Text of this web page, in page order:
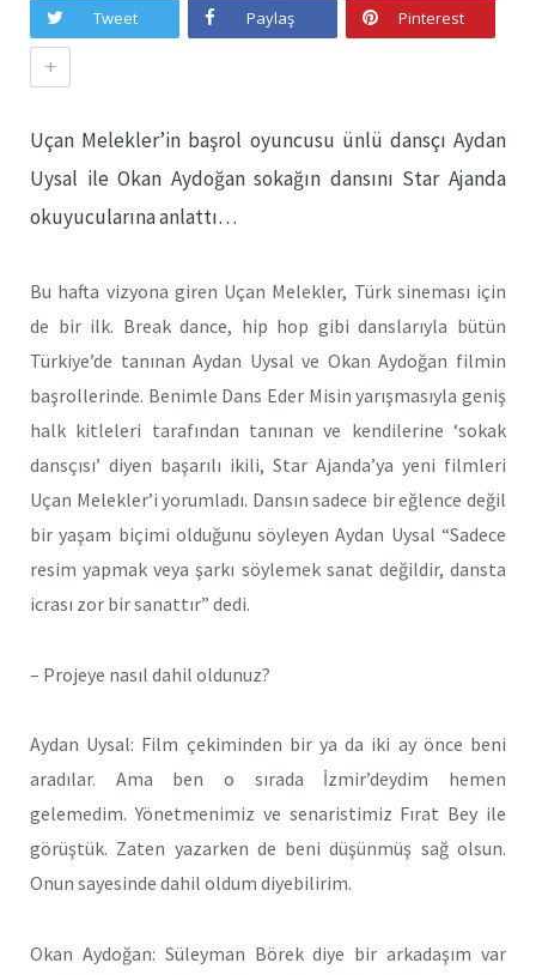
Tweet Paylaş Pinterest
+
Uçan Melekler’in başrol oyuncusu ünlü dansçı Aydan
Uysal ile Okan Aydoğan sokağın dansını Star Ajanda
okuyucularına anlattı…
Bu hafta vizyona giren Uçan Melekler, Türk sineması için
de bir ilk. Break dance, hip hop gibi danslarıyla bütün
Türkiye’de tanınan Aydan Uysal ve Okan Aydoğan filmin
başrollerinde. Benimle Dans Eder Misin yarışmasıyla geniş
halk kitleleri tarafından tanınan ve kendilerine ‘sokak
dansçısı’ diyen başarılı ikili, Star Ajanda’ya yeni filmleri
Uçan Melekler’i yorumladı. Dansın sadece bir eğlence değil
bir yaşam biçimi olduğunu söyleyen Aydan Uysal “Sadece
resim yapmak veya şarkı söylemek sanat değildir, dansta
icrası zor bir sanattır” dedi.
– Projeye nasıl dahil oldunuz?
Aydan Uysal: Film çekiminden bir ya da iki ay önce beni
aradılar. Ama ben o sırada İzmir’deydim hemen
gelemedim. Yönetmenimiz ve senaristimiz Fırat Bey ile
görüştük. Zaten yazarken de beni düşünmüş sağ olsun.
Onun sayesinde dahil oldum diyebilirim.
Okan Aydoğan: Süleyman Börek diye bir arkadaşım var